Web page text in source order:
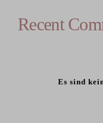
Recent
Es sind